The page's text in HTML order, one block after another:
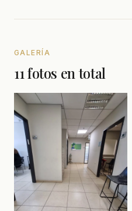
GALERÍA
11 fotos en total